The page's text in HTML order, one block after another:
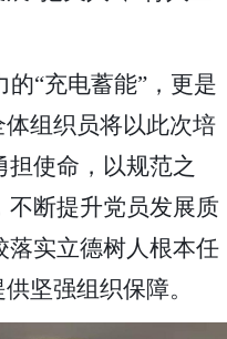
“充电蓄能”，更是
组织员将以此次培
使命，以规范之
断提升党员发展质
落实立德树人根本任
坚强组织保障。